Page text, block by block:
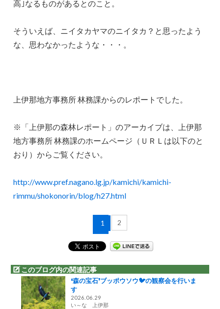
高｣なるものがあるとのこと。
そういえば、ニイタカヤマのニイタカ？と思ったよう
な、思わなかったような・・・。
上伊那地方事務所 林務課からのレポートでした。
※「上伊那の森林レポート」のアーカイブは、上伊那
地方事務所 林務課のホームページ（ＵＲＬは以下のと
おり）からご覧ください。
http://www.pref.nagano.lg.jp/kamichi/kamichi-
rimmu/shokonorin/blog/h27.html
1 2
このブログ内の関連記事
❛森の宝石❜ブッポウソウ🐦の観察会を行いま
す
2026.06.29
い～な 上伊那